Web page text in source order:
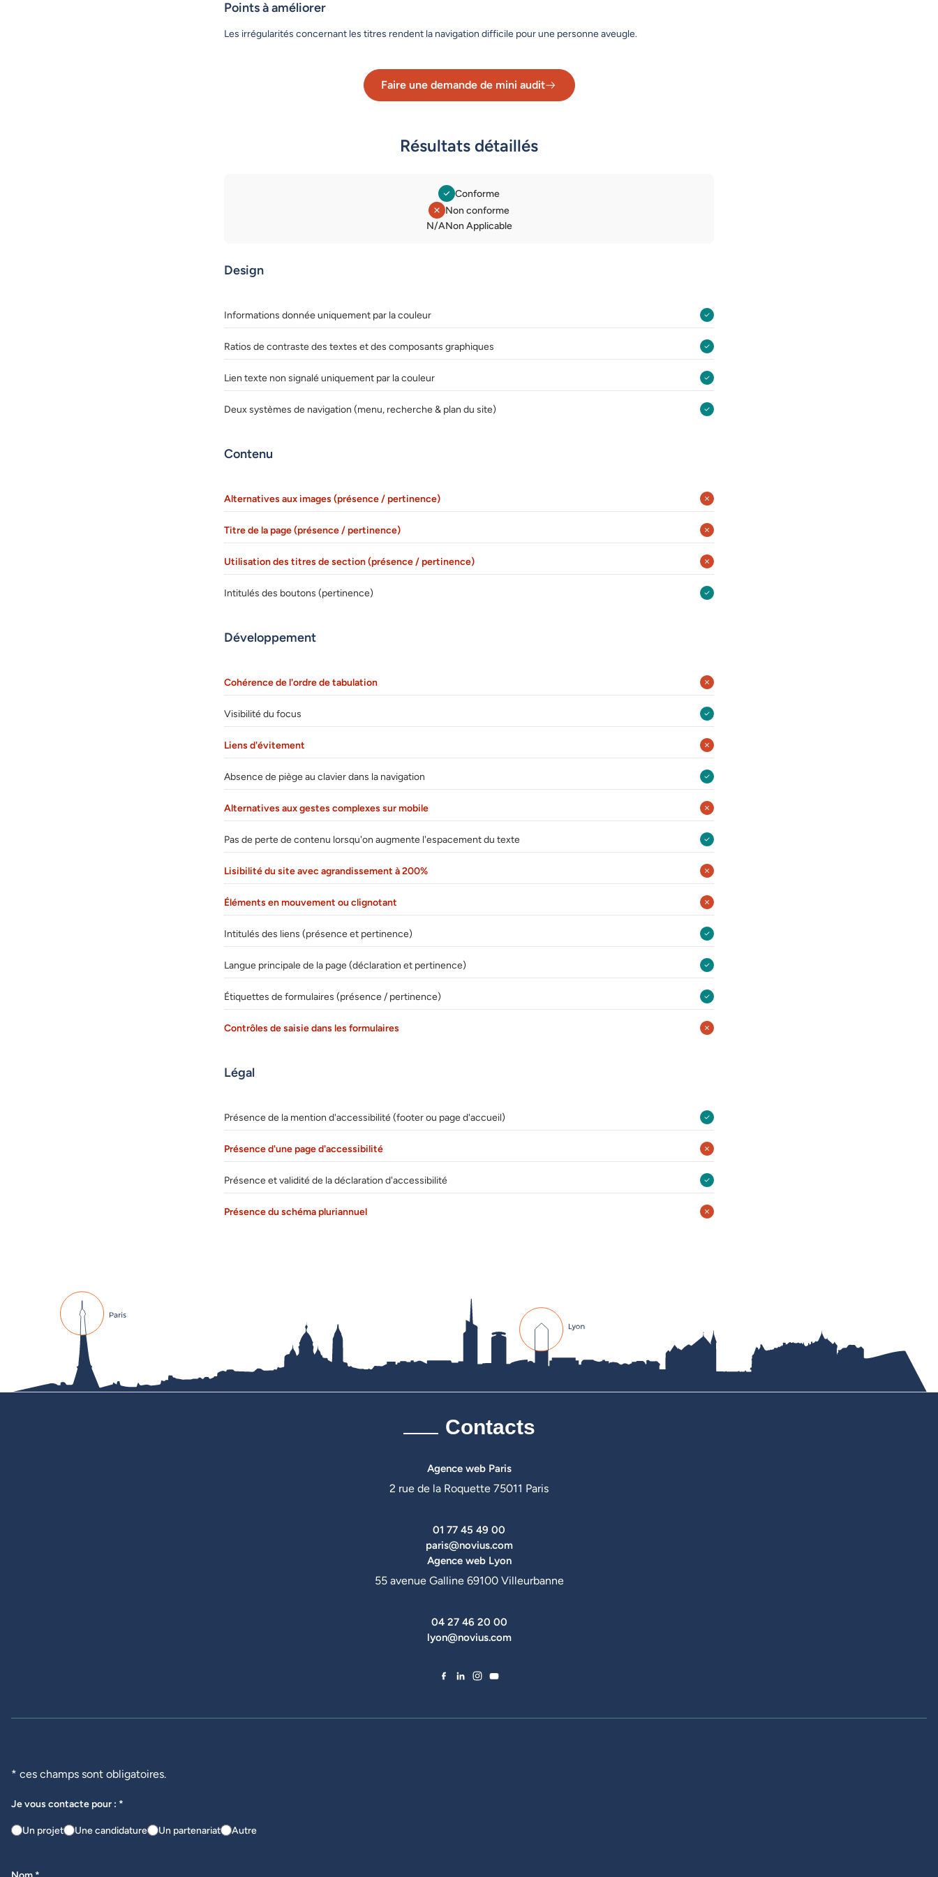
Points à améliorer
Les irrégularités concernant les titres rendent la navigation difficile pour une personne aveugle.
Faire une demande de mini audit
Lien vers le formulaire de demande d'audit personnalisé
Résultats détaillés
Légende des statuts
Conforme
Non conforme
N/ANon Applicable
Design
Informations donnée uniquement par la couleur
Ratios de contraste des textes et des composants graphiques
Lien texte non signalé uniquement par la couleur
Deux systèmes de navigation (menu, recherche & plan du site)
Contenu
Alternatives aux images (présence / pertinence)
Titre de la page (présence / pertinence)
Utilisation des titres de section (présence / pertinence)
Intitulés des boutons (pertinence)
Développement
Cohérence de l'ordre de tabulation
Visibilité du focus
Liens d'évitement
Absence de piège au clavier dans la navigation
Alternatives aux gestes complexes sur mobile
Pas de perte de contenu lorsqu'on augmente l'espacement du texte
Lisibilité du site avec agrandissement à 200%
Éléments en mouvement ou clignotant
Intitulés des liens (présence et pertinence)
Langue principale de la page (déclaration et pertinence)
Étiquettes de formulaires (présence / pertinence)
Contrôles de saisie dans les formulaires
Légal
Présence de la mention d'accessibilité (footer ou page d'accueil)
Présence d'une page d'accessibilité
Présence et validité de la déclaration d'accessibilité
Présence du schéma pluriannuel
Contacts
Agence web Paris
2 rue de la Roquette 75011 Paris
01 77 45 49 00
paris@novius.com
Agence web Lyon
55 avenue Galline 69100 Villeurbanne
04 27 46 20 00
lyon@novius.com
* ces champs sont obligatoires.
Je vous contacte pour : *
Un projet Une candidature Un partenariat Autre
Nom *